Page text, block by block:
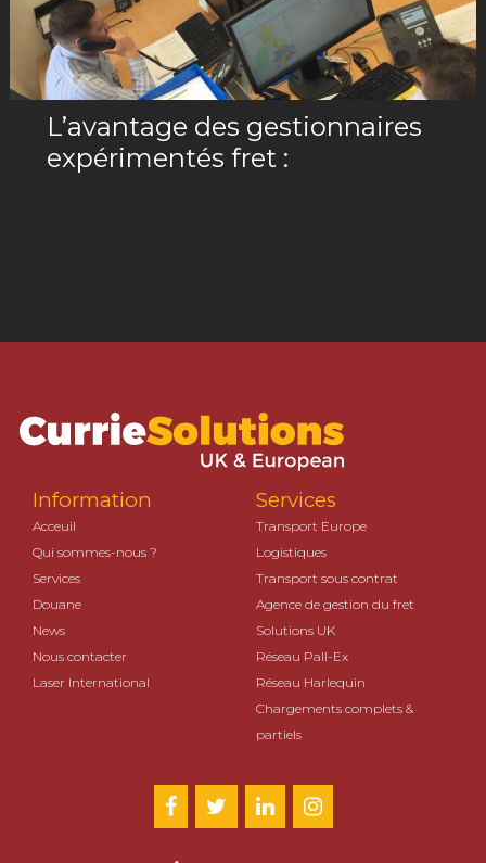
L’avantage des gestionnaires
expérimentés fret :
Information
Acceuil
Qui sommes-nous ?
Services
Douane
News
Nous contacter
Laser International
Services
Transport Europe
Logistiques
Transport sous contrat
Agence de gestion du fret
Solutions UK
Réseau Pall-Ex
Réseau Harlequin
Chargements complets &
partiels